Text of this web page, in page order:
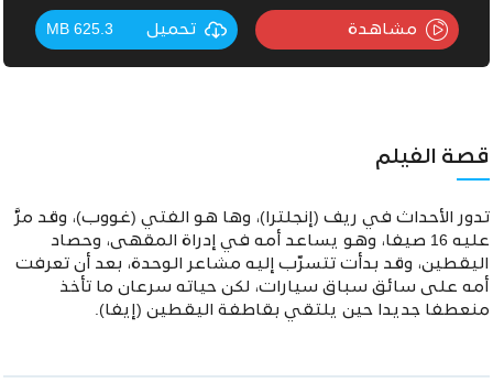
مشاهدة تحميل 625.3 MB
قصة الفيلم
تدور الأحداث في ريف (إنجلترا)، وها هو الفتي (غووب)، وقد مرَّ
عليه 16 صيفا، وهو يساعد أمه في إدراة المقهى، وحصاد
اليقطين، وقد بدأت تتسرّب إليه مشاعر الوحدة، بعد أن تعرفت
أمه على سائق سباق سيارات، لكن حياته سرعان ما تأخذ
منعطفا جديدا حين يلتقي بقاطفة اليقطين (إيفا).